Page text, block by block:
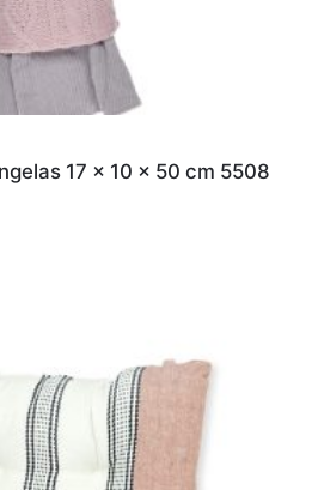
17 x 10 x 50 cm 5508